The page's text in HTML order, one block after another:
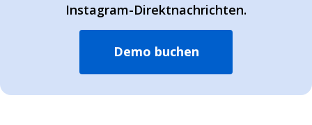
Instagram-Direktnachrichten.
Demo buchen